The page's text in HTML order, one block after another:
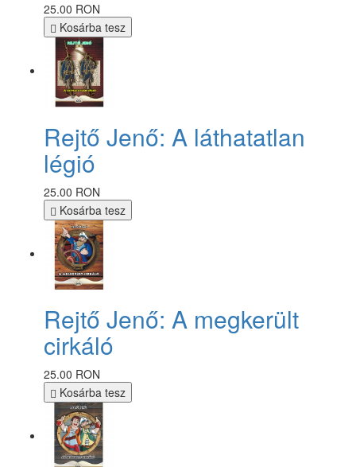
25.00 RON
Kosárba tesz
Rejtő Jenő: A láthatatlan
légió
25.00 RON
Kosárba tesz
Rejtő Jenő: A megkerült
cirkáló
25.00 RON
Kosárba tesz